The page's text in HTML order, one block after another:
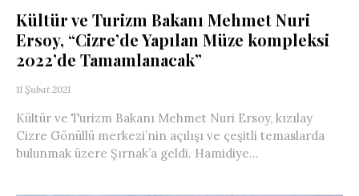
Kültür ve Turizm Bakanı Mehmet Nuri
Ersoy, “Cizre’de Yapılan Müze kompleksi
2022’de Tamamlanacak”
11 Şubat 2021
Kültür ve Turizm Bakanı Mehmet Nuri Ersoy, kızılay
Cizre Gönüllü merkezi’nin açılışı ve çeşitli temaslarda
bulunmak üzere Şırnak’a geldi. Hamidiye...